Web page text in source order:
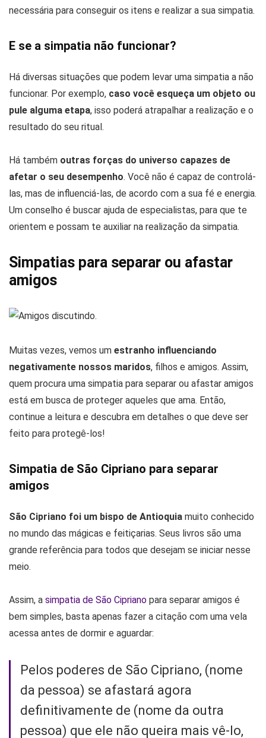
necessária para conseguir os itens e realizar a sua simpatia.
E se a simpatia não funcionar?
Há diversas situações que podem levar uma simpatia a não
funcionar. Por exemplo, caso você esqueça um objeto ou
pule alguma etapa, isso poderá atrapalhar a realização e o
resultado do seu ritual.
Há também outras forças do universo capazes de
afetar o seu desempenho. Você não é capaz de controlá-
las, mas de influenciá-las, de acordo com a sua fé e energia.
Um conselho é buscar ajuda de especialistas, para que te
orientem e possam te auxiliar na realização da simpatia.
Simpatias para separar ou afastar
amigos
Muitas vezes, vemos um estranho influenciando
negativamente nossos maridos, filhos e amigos. Assim,
quem procura uma simpatia para separar ou afastar amigos
está em busca de proteger aqueles que ama. Então,
continue a leitura e descubra em detalhes o que deve ser
feito para protegê-los!
Simpatia de São Cipriano para separar
amigos
São Cipriano foi um bispo de Antioquia muito conhecido
no mundo das mágicas e feitiçarias. Seus livros são uma
grande referência para todos que desejam se iniciar nesse
meio.
Assim, a simpatia de São Cipriano para separar amigos é
bem simples, basta apenas fazer a citação com uma vela
acessa antes de dormir e aguardar:
Pelos poderes de São Cipriano, (nome
da pessoa) se afastará agora
definitivamente de (nome da outra
pessoa) que ele não queira mais vê-lo,